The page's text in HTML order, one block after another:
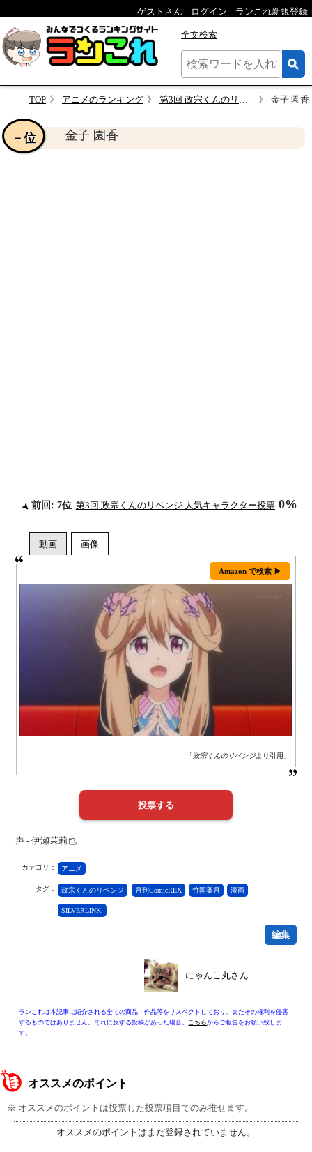
ゲストさん ログイン ランこれ新規登録
全文検索
TOP アニメのランキング 第3回 政宗くんのリベンジ 人気キャラクター投票 金子 園香
金子 園香
－位
前回: 7位 第3回 政宗くんのリベンジ 人気キャラクター投票 0%
Amazon で検索 ▶
「政宗くんのリベンジより引用」
声 - 伊瀬茉莉也
カテゴリ： アニメ
タグ： 政宗くんのリベンジ 月刊ComicREX 竹岡葉月 漫画
SILVERLINK.
編集
にゃんこ丸さん
ランこれは本記事に紹介される全ての商品・作品等をリスペクトしており、またその権利を侵害
するものではありません。それに反する投稿があった場合、 こちらからご報告をお願い致しま
す。
オススメのポイント
※ オススメのポイントは投票した投票項目でのみ推せます。
オススメのポイントはまだ登録されていません。